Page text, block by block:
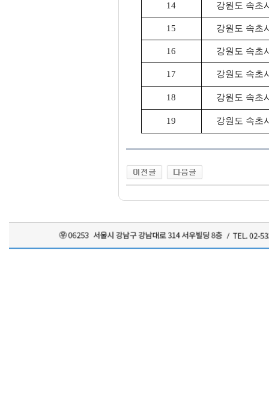
14 강원도 속초
15 강원도 속초
16 강원도 속초
17 강원도 속초
18 강원도 속초
19 강원도 속초